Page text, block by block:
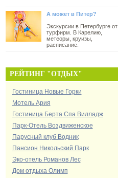
А может в Питер?
Экскурсии в Петербурге от
турфирм. В Карелию,
метеоры, круизы,
расписание.
РЕЙТИНГ "ОТДЫХ"
Гостиница Новые Горки
Мотель Ария
Гостиница Берта Спа Вилладж
Парк-Отель Воздвиженское
Парусный клуб Водник
Пансион Никольский Парк
Эко-отель Романов Лес
Дом отдыха Олимп